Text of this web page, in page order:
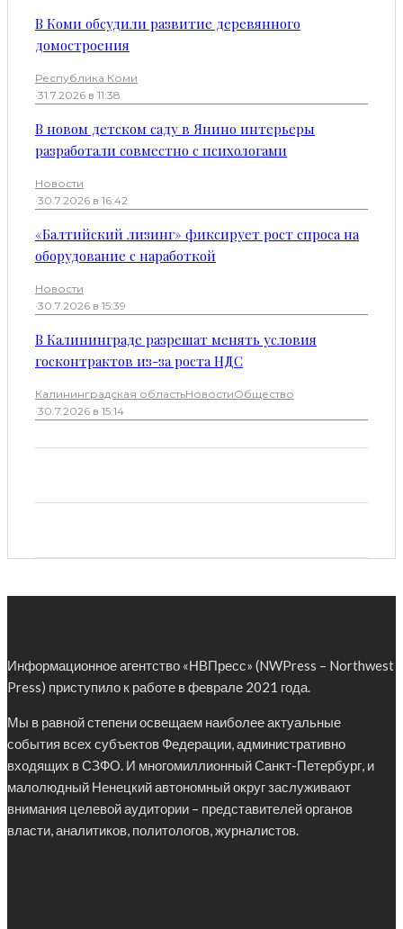
В Коми обсудили развитие деревянного
домостроения
Республика Коми
·31.7.2026 в 11:38
В новом детском саду в Янино интерьеры
разработали совместно с психологами
Новости
·30.7.2026 в 16:42
«Балтийский лизинг» фиксирует рост спроса на
оборудование с наработкой
Новости
·30.7.2026 в 15:39
В Калининграде разрешат менять условия
госконтрактов из-за роста НДС
Калининградская областьНовостиОбщество
·30.7.2026 в 15:14
Информационное агентство «НВПресс» (NWPress – Northwest
Press) приступило к работе в феврале 2021 года.
Мы в равной степени освещаем наиболее актуальные
события всех субъектов Федерации, административно
входящих в СЗФО. И многомиллионный Санкт-Петербург, и
малолюдный Ненецкий автономный округ заслуживают
внимания целевой аудитории – представителей органов
власти, аналитиков, политологов, журналистов.